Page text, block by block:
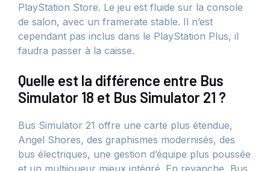
PlayStation Store. Le jeu est fluide sur la console
de salon, avec un framerate stable. Il n’est
cependant pas inclus dans le PlayStation Plus, il
faudra passer à la caisse.
Quelle est la différence entre Bus
Simulator 18 et Bus Simulator 21 ?
Bus Simulator 21 offre une carte plus étendue,
Angel Shores, des graphismes modernisés, des
bus électriques, une gestion d’équipe plus poussée
et un multijoueur mieux intégré. En revanche, Bus